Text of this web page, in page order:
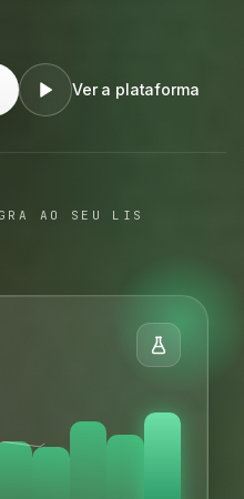
Ver a plataforma
AO SEU LIS